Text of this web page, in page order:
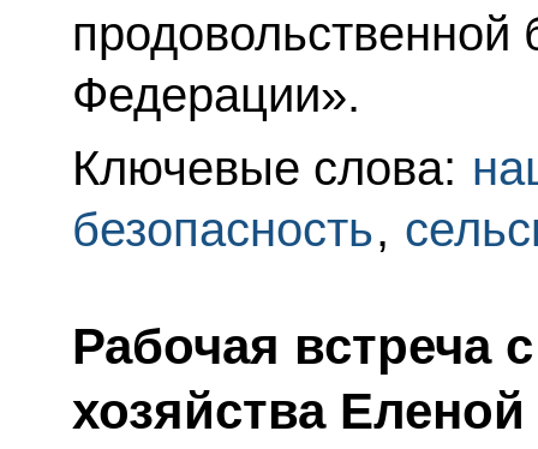
продовольственной
Федерации».
Ключевые слова:
безопасность,
Рабочая встреча
хозяйства